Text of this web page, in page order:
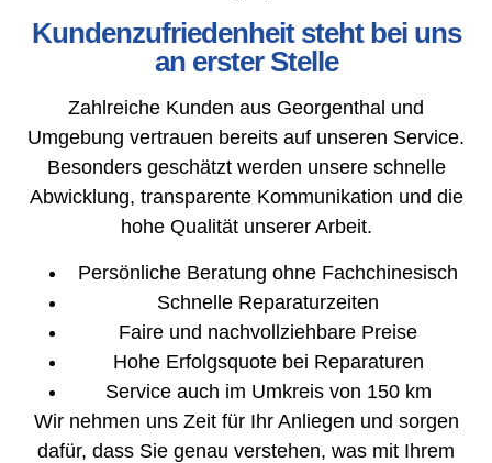
Kundenzufriedenheit steht bei uns
an erster Stelle
Zahlreiche Kunden aus Georgenthal und
Umgebung vertrauen bereits auf unseren Service.
Besonders geschätzt werden unsere schnelle
Abwicklung, transparente Kommunikation und die
hohe Qualität unserer Arbeit.
Persönliche Beratung ohne Fachchinesisch
Schnelle Reparaturzeiten
Faire und nachvollziehbare Preise
Hohe Erfolgsquote bei Reparaturen
Service auch im Umkreis von 150 km
Wir nehmen uns Zeit für Ihr Anliegen und sorgen
dafür, dass Sie genau verstehen, was mit Ihrem